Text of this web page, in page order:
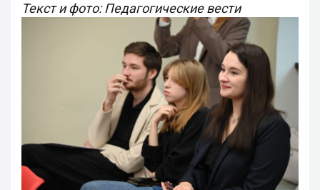
Текст и фото: Педагогические вести